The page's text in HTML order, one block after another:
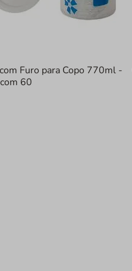
Furo para Copo 770ml -
60